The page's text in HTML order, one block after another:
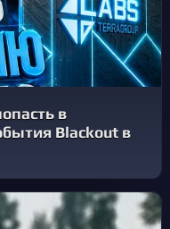
в
Blackout в